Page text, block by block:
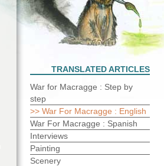
TRANSLATED ARTICLES
War for Macragge : Step by
step
>> War For Macragge : English
War For Macragge : Spanish
Interviews
Painting
Scenery